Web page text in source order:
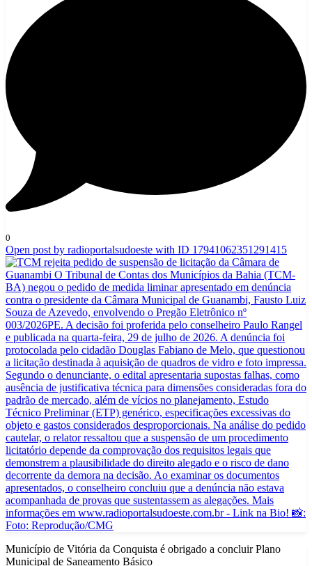
0
Open post by radioportalsudoeste with ID 17941062351291415
Município de Vitória da Conquista é obrigado a concluir Plano
Municipal de Saneamento Básico